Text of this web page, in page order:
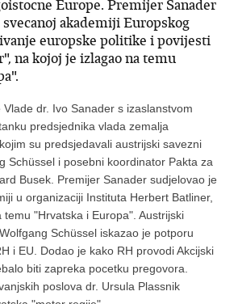
Europe. Premijer Sanader
akademiji Europskog
europske politike i povijesti
na kojoj je izlagao na temu
dr. Ivo Sanader s izaslanstvom
predsjednika vlada zemalja
su predsjedavali austrijski savezni
Schüssel i posebni koordinator Pakta za
Busek. Premijer Sanader sudjelovao je
u organizaciji Instituta Herbert Batliner,
temu "Hrvatska i Europa". Austrijski
Schüssel iskazao je potporu
i EU. Dodao je kako RH provodi Akcijski
biti zapreka pocetku pregovora.
poslova dr. Ursula Plassnik